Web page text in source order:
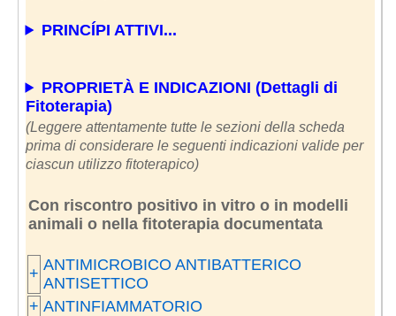
PRINCÍPI ATTIVI...
PROPRIETÀ E INDICAZIONI (Dettagli di
Fitoterapia)
(Leggere attentamente tutte le sezioni della scheda
prima di considerare le seguenti indicazioni valide per
ciascun utilizzo fitoterapico)
Con riscontro positivo in vitro o in modelli
animali o nella fitoterapia documentata
+ ANTIMICROBICO ANTIBATTERICO
ANTISETTICO
+ ANTINFIAMMATORIO